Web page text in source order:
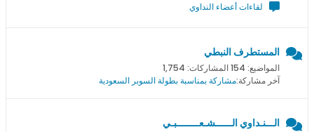
لقاءات أعضاء النداوي
المستطرف النبطي
المواضيع: 154 المشاركات: 1,754
آخر مشاركة:مشاركة بمناسبة بطولة السوبر السعودية
الـــنـداوي الــــــشـعــــــــبـي